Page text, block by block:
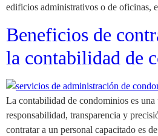
edificios administrativos o de oficinas,
Beneficios de
la contabilidad de
La contabilidad de condominios es una
responsabilidad, transparencia y
contratar a un personal capacitado es